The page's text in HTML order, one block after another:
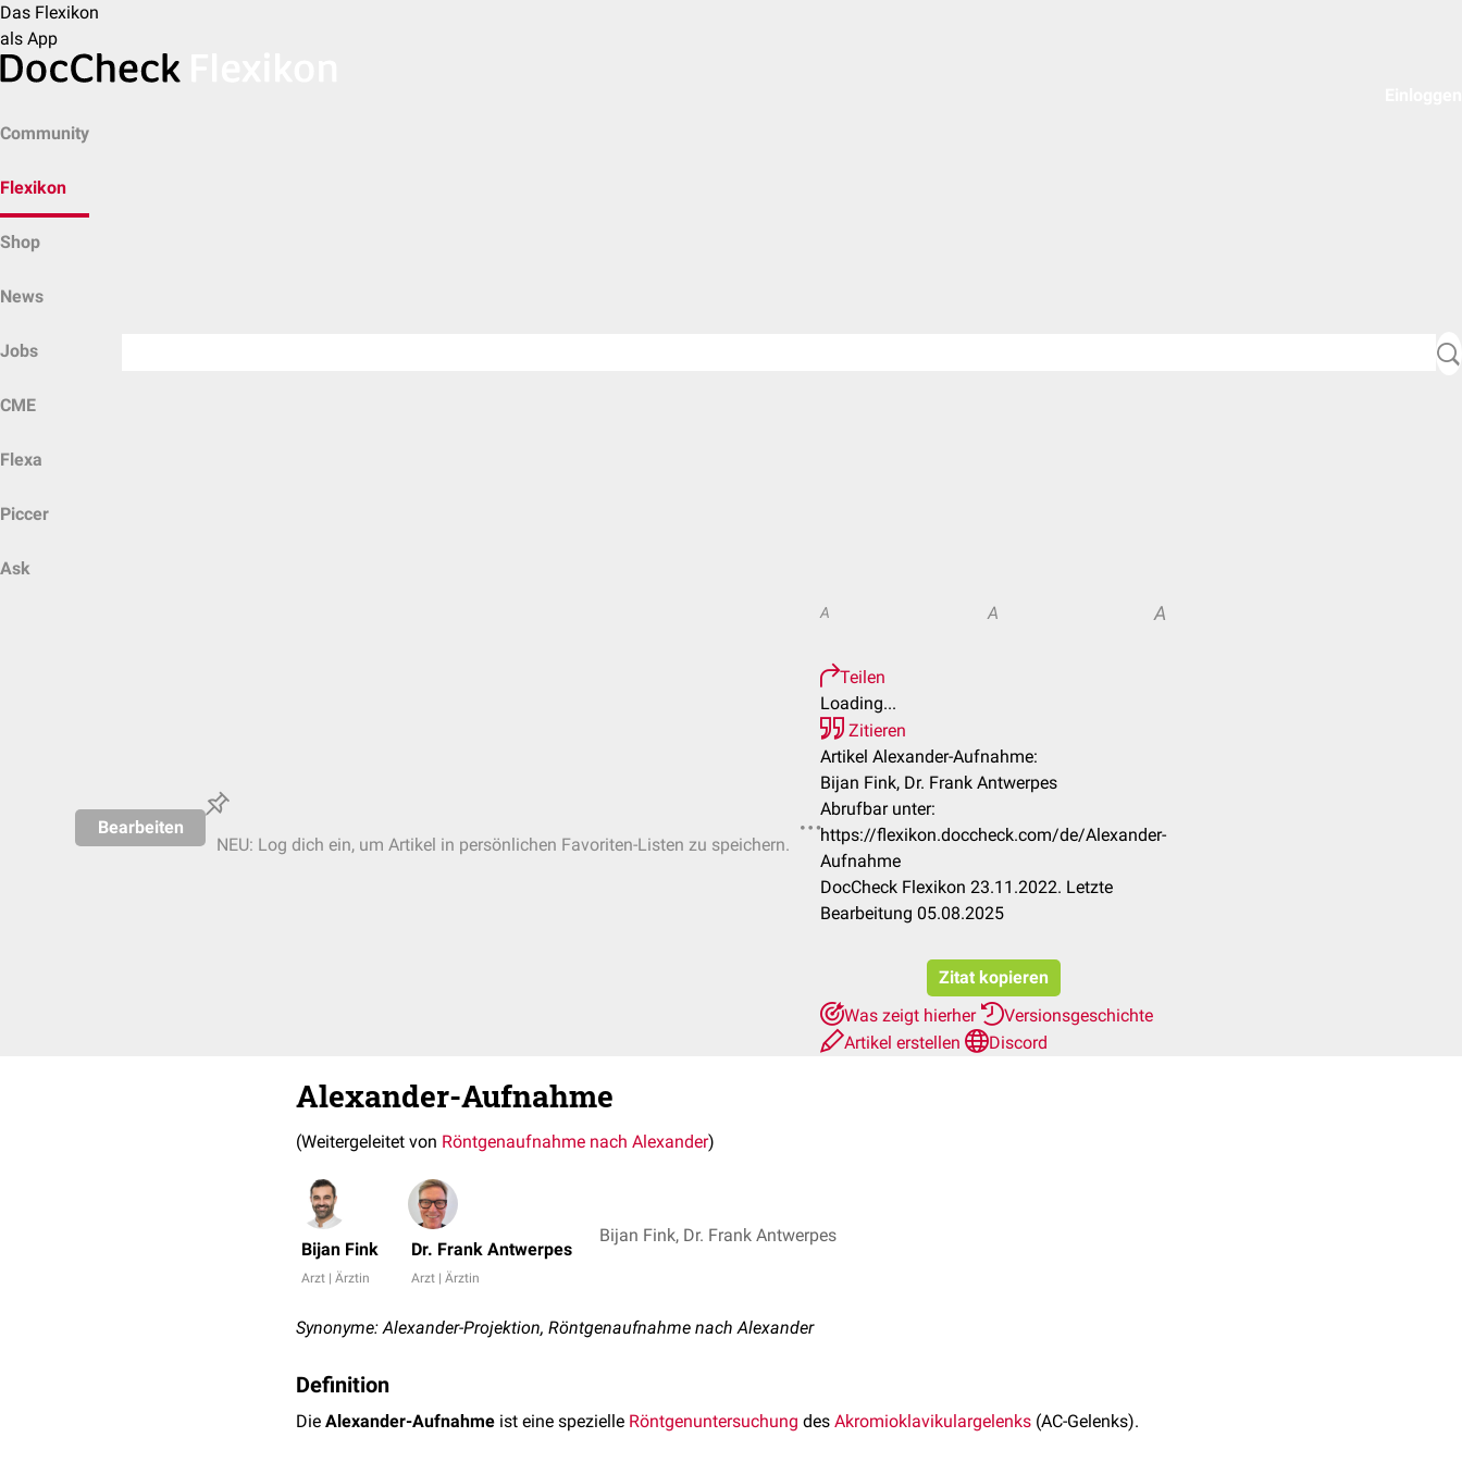
Das Flexikon
als App
Community
Flexikon
Shop
News
Jobs
CME
Flexa
Piccer
Ask
Bearbeiten
NEU: Log dich ein, um Artikel in persönlichen Favoriten-Listen zu speichern.
A A A
Teilen
Loading...
Zitieren
Artikel Alexander-Aufnahme:
Bijan Fink, Dr. Frank Antwerpes
Abrufbar unter:
https://flexikon.doccheck.com/de/Alexander-
Aufnahme
DocCheck Flexikon 23.11.2022. Letzte
Bearbeitung 05.08.2025
Zitat kopieren
Was zeigt hierher
Versionsgeschichte
Artikel erstellen
Discord
Alexander-Aufnahme
(Weitergeleitet von Röntgenaufnahme nach Alexander)
Bijan Fink
Arzt | Ärztin
Dr. Frank Antwerpes
Arzt | Ärztin
Bijan Fink, Dr. Frank Antwerpes
Synonyme: Alexander-Projektion, Röntgenaufnahme nach Alexander
Definition
Die Alexander-Aufnahme ist eine spezielle Röntgenuntersuchung des Akromioklavikulargelenks (AC-Gelenks).